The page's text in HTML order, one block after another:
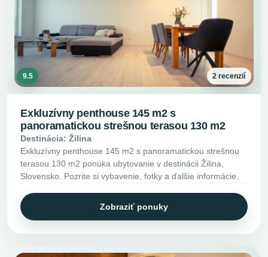
9.5 2 recenzií
Exkluzívny penthouse 145 m2 s
panoramatickou strešnou terasou 130 m2
Destinácia: Žilina
Exkluzívny penthouse 145 m2 s panoramatickou strešnou
terasou 130 m2 ponúka ubytovanie v destinácii Žilina,
Slovensko. Pozrite si vybavenie, fotky a ďalšie informácie.
Zobraziť ponuky